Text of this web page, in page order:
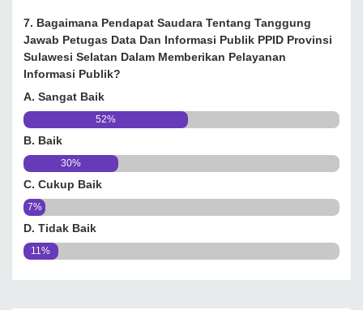
7. Bagaimana Pendapat Saudara Tentang Tanggung
Jawab Petugas Data Dan Informasi Publik PPID Provinsi
Sulawesi Selatan Dalam Memberikan Pelayanan
Informasi Publik?
A. Sangat Baik
52%
B. Baik
30%
C. Cukup Baik
7%
D. Tidak Baik
11%